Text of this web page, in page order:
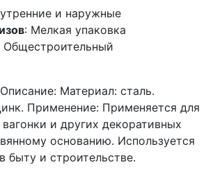
и наружные
: Мелкая упаковка
Общестроительный
Материал: сталь.
Применение: Применяется для
и других декоративных
основанию. Используется
быту и строительстве.